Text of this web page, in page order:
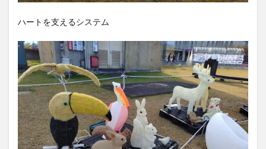
ハートを支えるシステム